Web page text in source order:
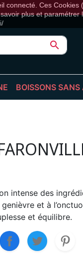

SALÉE
BOISSONS
JUS DE
SIROPS
VINS SANS
intense des
et à
et équilibre.
connecté. Ces
plus et